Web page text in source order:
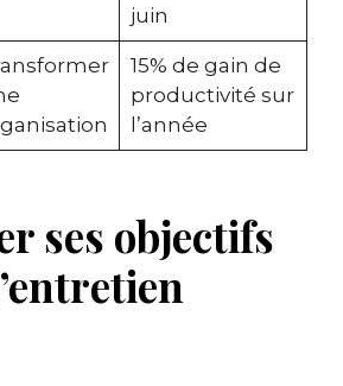
juin
15% de gain de
productivité sur
l’année
ses objectifs